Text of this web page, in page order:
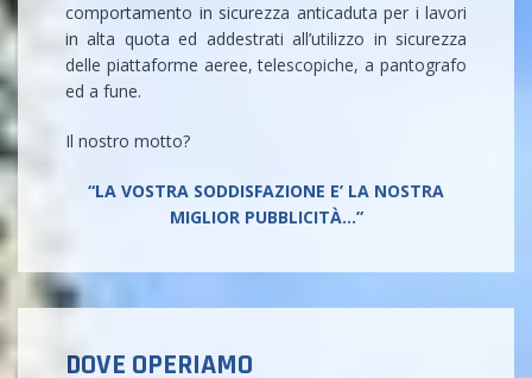
comportamento in sicurezza anticaduta per i lavori
in alta quota ed addestrati all’utilizzo in sicurezza
delle piattaforme aeree, telescopiche, a pantografo
ed a fune.
Il nostro motto?
“LA VOSTRA SODDISFAZIONE E’ LA NOSTRA
MIGLIOR PUBBLICITÀ...”
DOVE OPERIAMO